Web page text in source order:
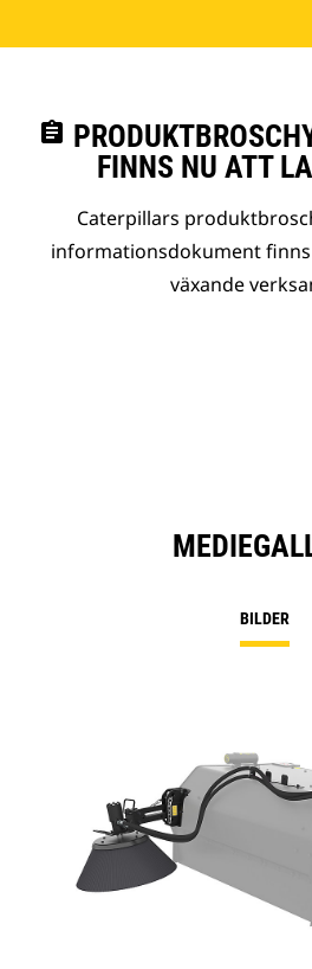
assignment
FINNS NU ATT
Caterpillars
informationsdokument
växande
BILDER